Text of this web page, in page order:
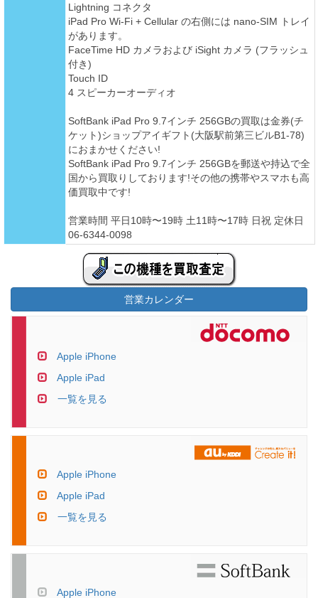
Lightning コネクタ
iPad Pro Wi-Fi + Cellular の右側には nano-SIM トレイ
があります。
FaceTime HD カメラおよび iSight カメラ (フラッシュ
付き)
Touch ID
4 スピーカーオーディオ
SoftBank iPad Pro 9.7インチ 256GBの買取は金券(チ
ケット)ショップアイギフト(大阪駅前第三ビルB1-78)
におまかせください!
SoftBank iPad Pro 9.7インチ 256GBを郵送や持込で全
国から買取りしております!その他の携帯やスマホも高
価買取中です!
営業時間 平日10時〜19時 土11時〜17時 日祝 定休日
06-6344-0098
営業カレンダー
Apple iPhone
Apple iPad
一覧を見る
Apple iPhone
Apple iPad
一覧を見る
Apple iPhone